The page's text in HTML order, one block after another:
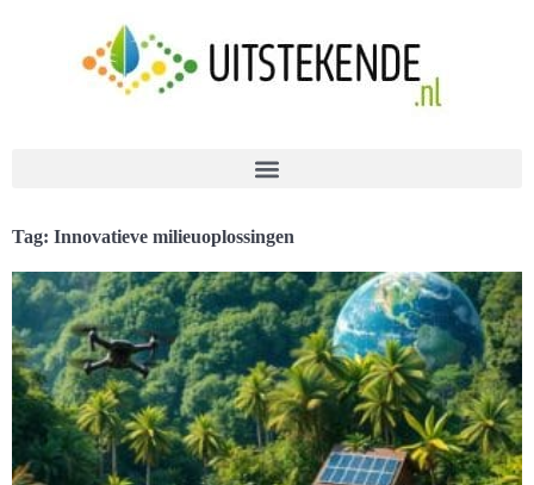
Tag: Innovatieve milieuoplossingen